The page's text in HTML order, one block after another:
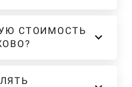
СТОИМОСТЬ